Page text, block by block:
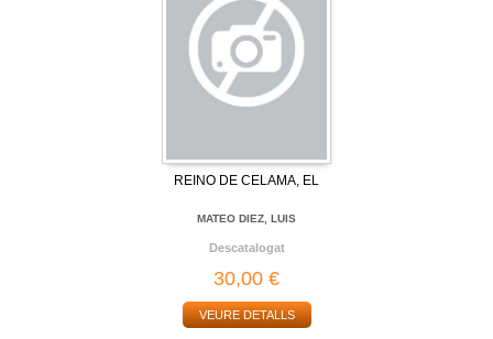
REINO DE CELAMA, EL
MATEO DIEZ, LUIS
Descatalogat
30,00 €
VEURE DETALLS